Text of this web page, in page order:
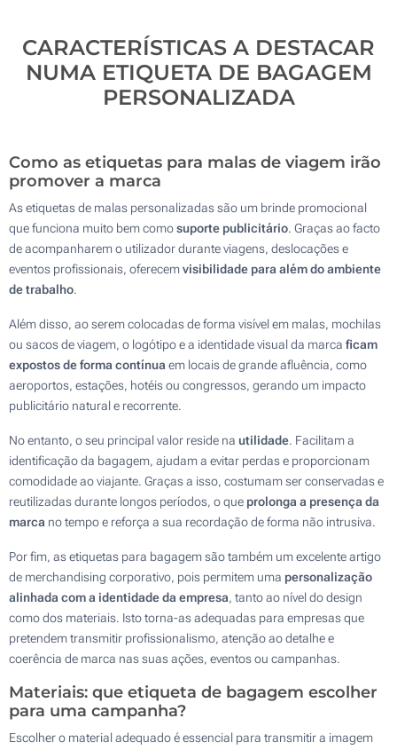
CARACTERÍSTICAS A DESTACAR
NUMA ETIQUETA DE BAGAGEM
PERSONALIZADA
Como as etiquetas para malas de viagem irão
promover a marca
As etiquetas de malas personalizadas são um brinde promocional
que funciona muito bem comosuporte publicitário. Graças ao facto
de acompanharem o utilizador durante viagens, deslocações e
eventos profissionais, oferecemvisibilidade para além do ambiente
de trabalho.
Além disso, ao serem colocadas de forma visível em malas, mochilas
ou sacos de viagem, o logótipo e a identidade visual da marca ficam
expostos de forma contínua em locais de grande afluência, como
aeroportos, estações, hotéis ou congressos, gerando um impacto
publicitário natural e recorrente.
No entanto, o seu principal valor reside na utilidade. Facilitam a
identificação da bagagem, ajudam a evitar perdas e proporcionam
comodidade ao viajante. Graças a isso, costumam ser conservadas e
reutilizadas durante longos períodos, o que prolonga a presença da
marca no tempo e reforça a sua recordação de forma não intrusiva.
Por fim, as etiquetas para bagagem são também um excelente artigo
de merchandising corporativo, pois permitem uma personalização
alinhada com a identidade da empresa, tanto ao nível do design
como dos materiais. Isto torna-as adequadas para empresas que
pretendem transmitir profissionalismo, atenção ao detalhe e
coerência de marca nas suas ações, eventos ou campanhas.
Materiais: que etiqueta de bagagem escolher
para uma campanha?
Escolher o material adequado é essencial para transmitir a imagem